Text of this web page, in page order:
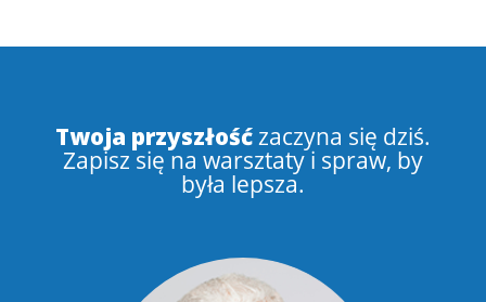
Twoja przyszłośćzaczyna się dziś.
Zapisz się na warsztaty i spraw, by
była lepsza.